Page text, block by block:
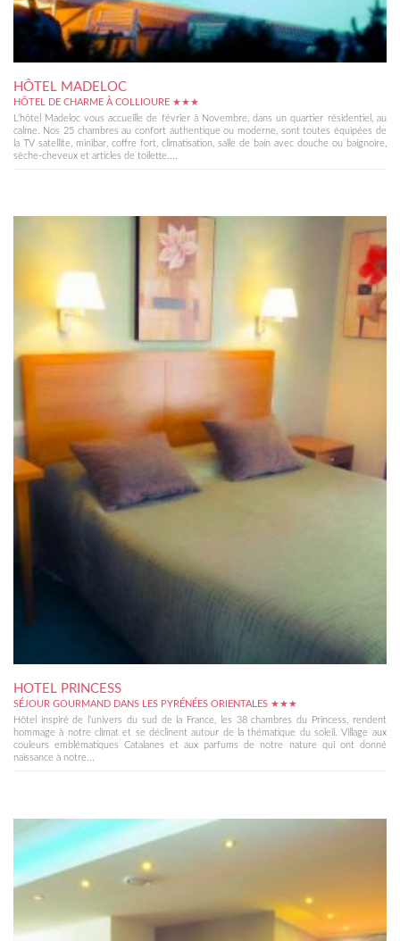
HÔTEL MADELOC
HÔTEL DE CHARME À COLLIOURE ★★★
L'hôtel Madeloc vous accueille de février à Novembre, dans un quartier résidentiel, au
calme. Nos 25 chambres au confort authentique ou moderne, sont toutes équipées de
la TV satellite, minibar, coffre fort, climatisation, salle de bain avec douche ou baignoire,
sèche-cheveux et articles de toilette....
HOTEL PRINCESS
SÉJOUR GOURMAND DANS LES PYRÉNÉES ORIENTALES ★★★
Hôtel inspiré de l’univers du sud de la France, les 38 chambres du Princess, rendent
hommage à notre climat et se déclinent autour de la thématique du soleil. Village aux
couleurs emblématiques Catalanes et aux parfums de notre nature qui ont donné
naissance à notre...